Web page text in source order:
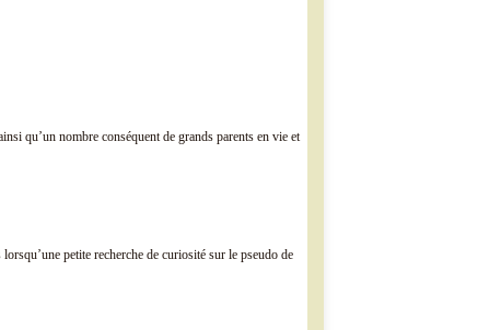
qu’un nombre conséquent de grands parents en vie et
petite recherche de curiosité sur le pseudo de